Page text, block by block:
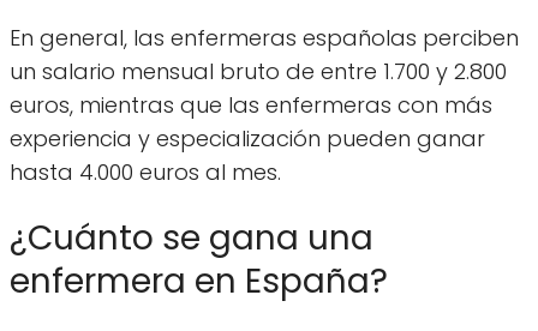
En general, las enfermeras españolas perciben
un salario mensual bruto de entre 1.700 y 2.800
euros, mientras que las enfermeras con más
experiencia y especialización pueden ganar
hasta 4.000 euros al mes.
¿Cuánto se gana una
enfermera en España?